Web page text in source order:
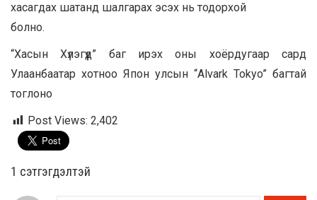
хасагдах шатанд шалгарах эсэх нь тодорхой
болно.
“Хасын Хүлэгүүд” баг ирэх оны хоёрдугаар сард
Улаанбаатар хотноо Япон улсын “Alvark Tokyo” багтай
тоглоно
Post Views: 2,402
1 сэтгэгдэлтэй